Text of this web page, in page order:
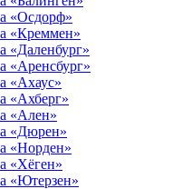
«Осдорф»
«Креммен»
«Даленбург»
«Аренсбург»
«Ахаус»
«Ахберг»
«Ален»
«Дюрен»
«Норден»
«Хёген»
«Ютерзен»